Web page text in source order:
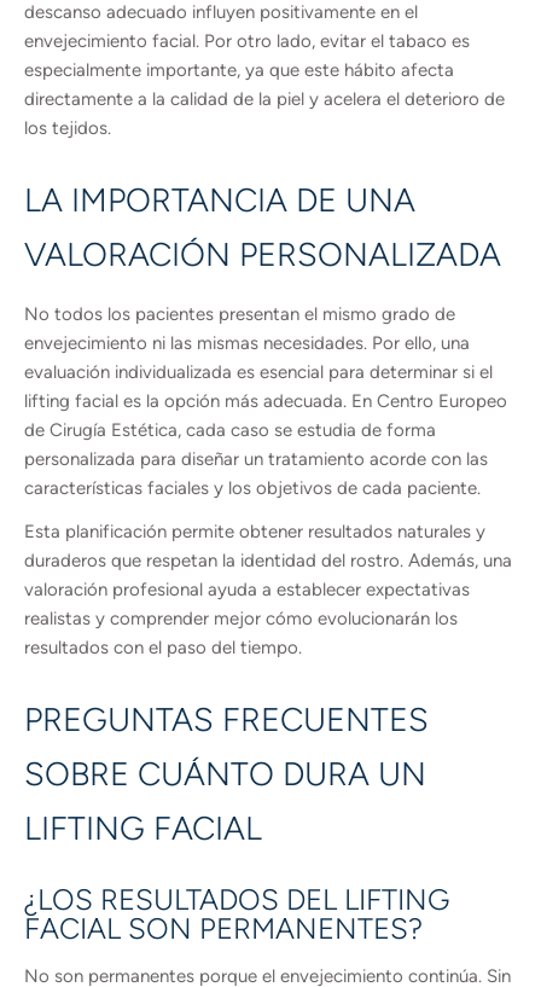
descanso adecuado influyen positivamente en el
envejecimiento facial. Por otro lado, evitar el tabaco es
especialmente importante, ya que este hábito afecta
directamente a la calidad de la piel y acelera el deterioro de
los tejidos.
LA IMPORTANCIA DE UNA
VALORACIÓN PERSONALIZADA
No todos los pacientes presentan el mismo grado de
envejecimiento ni las mismas necesidades. Por ello, una
evaluación individualizada es esencial para determinar si el
lifting facial es la opción más adecuada. En Centro Europeo
de Cirugía Estética, cada caso se estudia de forma
personalizada para diseñar un tratamiento acorde con las
características faciales y los objetivos de cada paciente.
Esta planificación permite obtener resultados naturales y
duraderos que respetan la identidad del rostro. Además, una
valoración profesional ayuda a establecer expectativas
realistas y comprender mejor cómo evolucionarán los
resultados con el paso del tiempo.
PREGUNTAS FRECUENTES
SOBRE CUÁNTO DURA UN
LIFTING FACIAL
¿LOS RESULTADOS DEL LIFTING
FACIAL SON PERMANENTES?
No son permanentes porque el envejecimiento continúa. Sin